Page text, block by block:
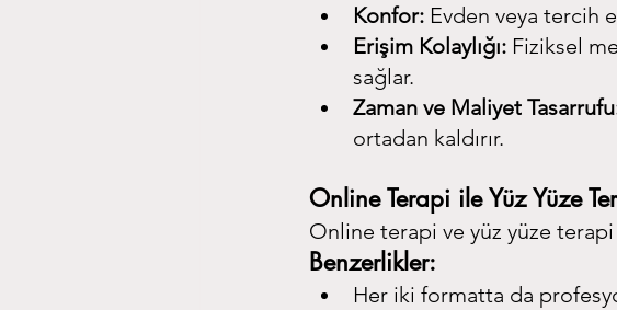
Konfor: Evden veya tercih
Erişim Kolaylığı: Fiziksel
sağlar.
Zaman ve Maliyet
ortadan kaldırır.
Online Terapi ile Yüz Yüze
Online terapi ve yüz yüze terapi
Benzerlikler:
Her iki formatta da